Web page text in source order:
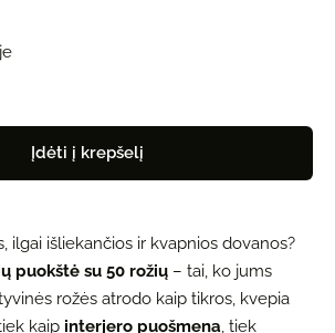
Įdėti į krepšelį
ilgai išliekančios ir kvapnios dovanos?
puokštė su 50 rožių – tai, ko jums
rožės atrodo kaip tikros, kvepia
kaip interjero puošmena, tiek